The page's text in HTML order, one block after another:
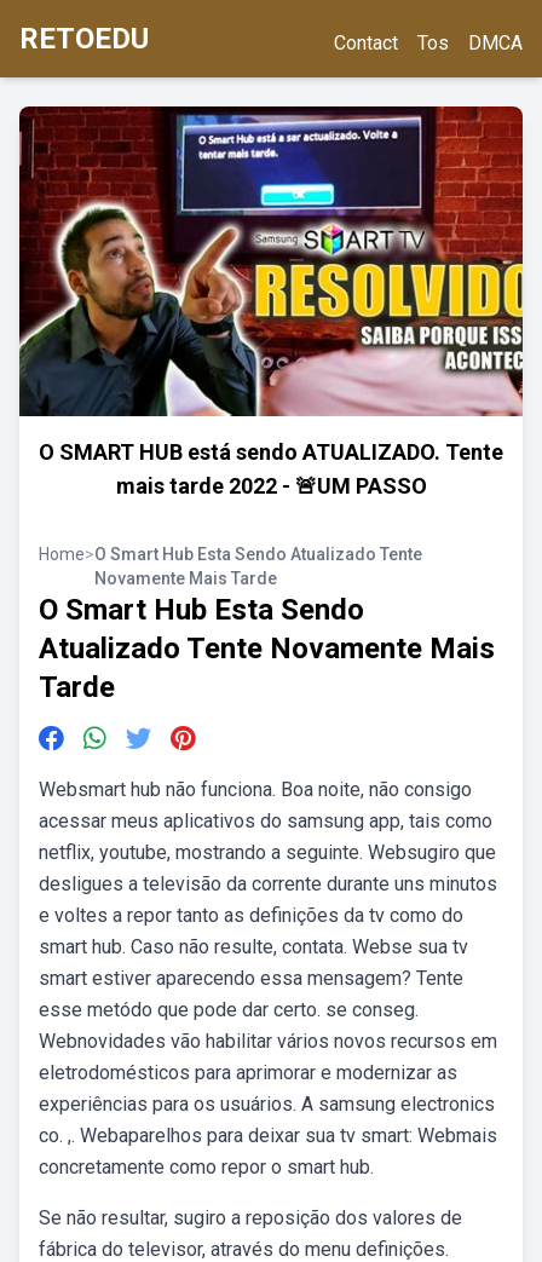
RETOEDU Contact Tos DMCA
O SMART HUB está sendo ATUALIZADO. Tente
mais tarde 2022 - 🚨UM PASSO
Home>O Smart Hub Esta Sendo Atualizado Tente
Novamente Mais Tarde
O Smart Hub Esta Sendo
Atualizado Tente Novamente Mais
Tarde
Websmart hub não funciona. Boa noite, não consigo
acessar meus aplicativos do samsung app, tais como
netflix, youtube, mostrando a seguinte. Websugiro que
desligues a televisão da corrente durante uns minutos
e voltes a repor tanto as definições da tv como do
smart hub. Caso não resulte, contata. Webse sua tv
smart estiver aparecendo essa mensagem? Tente
esse metódo que pode dar certo. se conseg.
Webnovidades vão habilitar vários novos recursos em
eletrodomésticos para aprimorar e modernizar as
experiências para os usuários. A samsung electronics
co. ,. Webaparelhos para deixar sua tv smart: Webmais
concretamente como repor o smart hub.
Se não resultar, sugiro a reposição dos valores de
fábrica do televisor, através do menu definições.